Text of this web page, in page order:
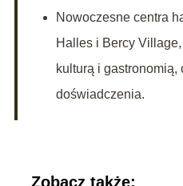
Nowoczesne centra
Halles i Bercy
kulturą i
doświadczenia.
Zobacz także: